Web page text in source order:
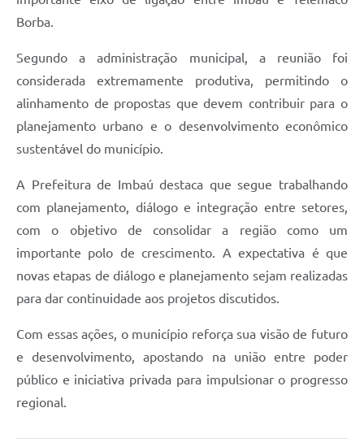
Borba.
Segundo a administração municipal, a reunião foi
considerada extremamente produtiva, permitindo o
alinhamento de propostas que devem contribuir para o
planejamento urbano e o desenvolvimento econômico
sustentável do município.
A Prefeitura de Imbaú destaca que segue trabalhando
com planejamento, diálogo e integração entre setores,
com o objetivo de consolidar a região como um
importante polo de crescimento. A expectativa é que
novas etapas de diálogo e planejamento sejam realizadas
para dar continuidade aos projetos discutidos.
Com essas ações, o município reforça sua visão de futuro
e desenvolvimento, apostando na união entre poder
público e iniciativa privada para impulsionar o progresso
regional.